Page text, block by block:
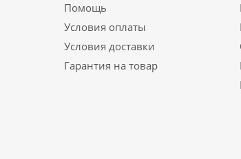
Помощь
Условия оплаты
Условия доставки
Гарантия на товар